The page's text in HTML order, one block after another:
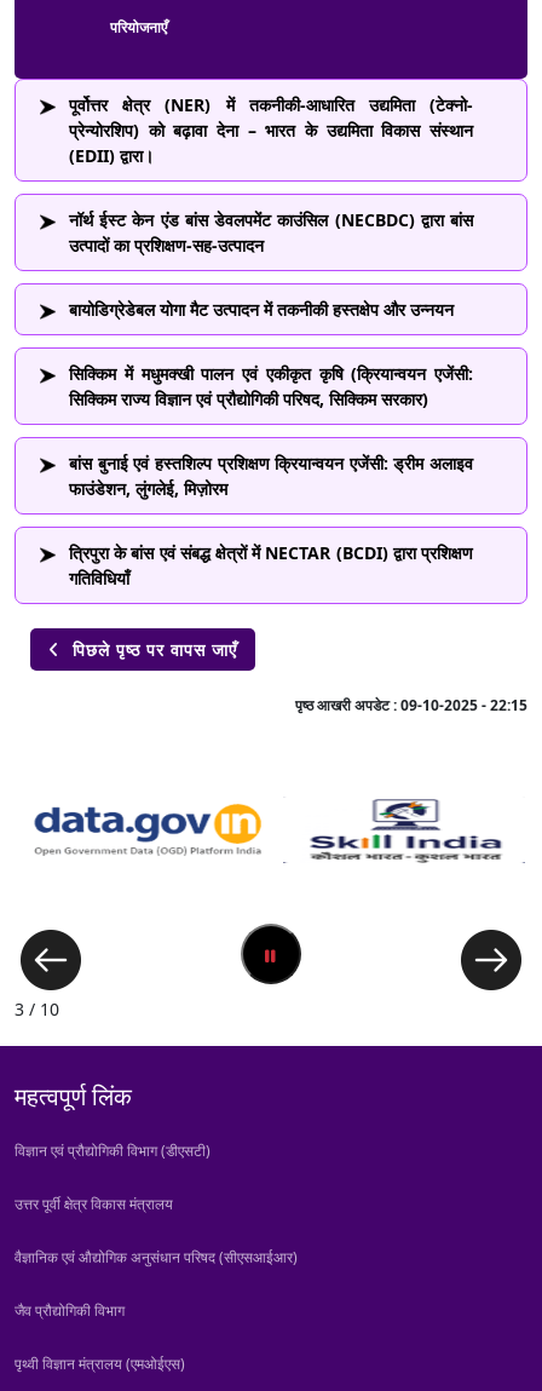
परियोजनाएँ
पूर्वोत्तर क्षेत्र (NER) में तकनीकी-आधारित उद्यमिता (टेक्नो-
प्रेन्योरशिप) को बढ़ावा देना – भारत के उद्यमिता विकास संस्थान
(EDII) द्वारा।
नॉर्थ ईस्ट केन एंड बांस डेवलपमेंट काउंसिल (NECBDC) द्वारा बांस
उत्पादों का प्रशिक्षण-सह-उत्पादन
बायोडिग्रेडेबल योगा मैट उत्पादन में तकनीकी हस्तक्षेप और उन्नयन
सिक्किम में मधुमक्खी पालन एवं एकीकृत कृषि (क्रियान्वयन एजेंसी:
सिक्किम राज्य विज्ञान एवं प्रौद्योगिकी परिषद, सिक्किम सरकार)
बांस बुनाई एवं हस्तशिल्प प्रशिक्षण क्रियान्वयन एजेंसी: ड्रीम अलाइव
फाउंडेशन, लुंगलेई, मिज़ोरम
त्रिपुरा के बांस एवं संबद्ध क्षेत्रों में NECTAR (BCDI) द्वारा प्रशिक्षण
गतिविधियाँ
 पिछले पृष्ठ पर वापस जाएँ
पृष्ठ आखरी अपडेट :09-10-2025 - 22:15
3 / 10
महत्वपूर्ण लिंक
विज्ञान एवं प्रौद्योगिकी विभाग (डीएसटी)
उत्तर पूर्वी क्षेत्र विकास मंत्रालय
वैज्ञानिक एवं औद्योगिक अनुसंधान परिषद (सीएसआईआर)
जैव प्रौद्योगिकी विभाग
पृथ्वी विज्ञान मंत्रालय (एमओईएस)